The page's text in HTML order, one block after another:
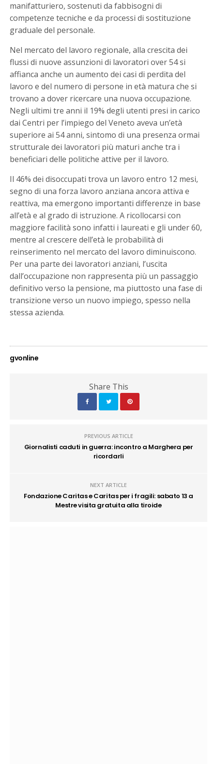
manifatturiero, sostenuti da fabbisogni di
competenze tecniche e da processi di sostituzione
graduale del personale.
Nel mercato del lavoro regionale, alla crescita dei
flussi di nuove assunzioni di lavoratori over 54 si
affianca anche un aumento dei casi di perdita del
lavoro e del numero di persone in età matura che si
trovano a dover ricercare una nuova occupazione.
Negli ultimi tre anni il 19% degli utenti presi in carico
dai Centri per l’impiego del Veneto aveva un’età
superiore ai 54 anni, sintomo di una presenza ormai
strutturale dei lavoratori più maturi anche tra i
beneficiari delle politiche attive per il lavoro.
Il 46% dei disoccupati trova un lavoro entro 12 mesi,
segno di una forza lavoro anziana ancora attiva e
reattiva, ma emergono importanti differenze in base
all’età e al grado di istruzione. A ricollocarsi con
maggiore facilità sono infatti i laureati e gli under 60,
mentre al crescere dell’età le probabilità di
reinserimento nel mercato del lavoro diminuiscono.
Per una parte dei lavoratori anziani, l’uscita
dall’occupazione non rappresenta più un passaggio
definitivo verso la pensione, ma piuttosto una fase di
transizione verso un nuovo impiego, spesso nella
stessa azienda.
gvonline
Share This
PREVIOUS ARTICLE
Giornalisti caduti in guerra: incontro a Marghera per
ricordarli
NEXT ARTICLE
Fondazione Caritas e Caritas per i fragili: sabato 13 a
Mestre visita gratuita alla tiroide